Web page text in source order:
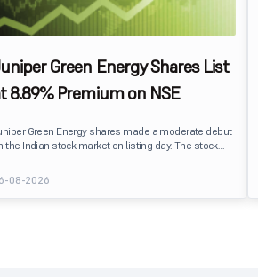
Green Energy Shares List
8.89% Premium on NSE
Green Energy shares made a moderate debut
the Indian stock market on listing day. The stock
a premium of nearly 8.89% over its IPO issue
of ₹225. The listing offered modest gains to IPO
reflecting steady market sentiment
08-2026